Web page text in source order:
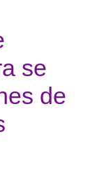
se
de